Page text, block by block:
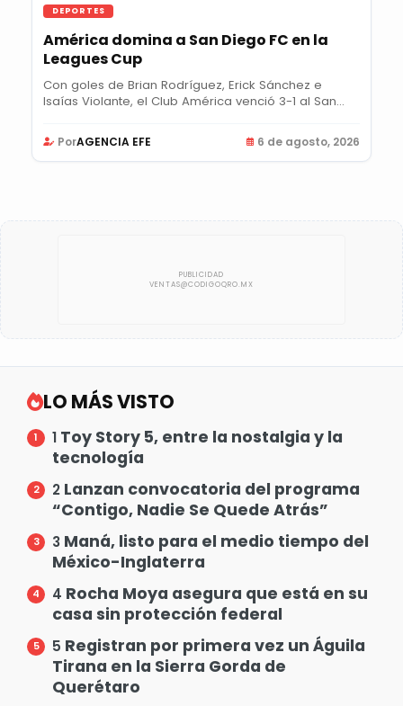
DEPORTES
América domina a San Diego FC en la
Leagues Cup
Con goles de Brian Rodríguez, Erick Sánchez e
Isaías Violante, el Club América venció 3-1 al San...
PorAGENCIA EFE 6 de agosto, 2026
LO MÁS VISTO
1 Toy Story 5, entre la nostalgia y la
tecnología
2 Lanzan convocatoria del programa
“Contigo, Nadie Se Quede Atrás”
3 Maná, listo para el medio tiempo del
México-Inglaterra
4 Rocha Moya asegura que está en su
casa sin protección federal
5 Registran por primera vez un Águila
Tirana en la Sierra Gorda de
Querétaro